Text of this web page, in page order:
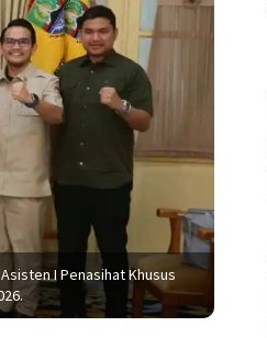
I Penasihat Khusus